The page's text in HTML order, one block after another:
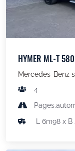
HYMER ML-T
Mercedes-Benz
4
L 6m98 x B